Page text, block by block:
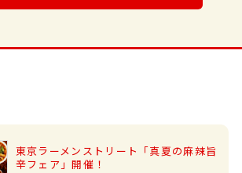
東京ラーメンストリート「真夏の麻辣旨
辛フェア」開催！